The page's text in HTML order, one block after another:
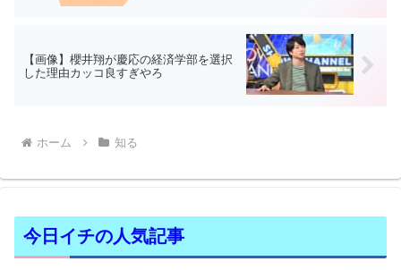
【画像】櫻井翔が慶応の経済学部を選択
した理由カッコ良すぎやろ
ホーム 知る
今日イチの人気記事